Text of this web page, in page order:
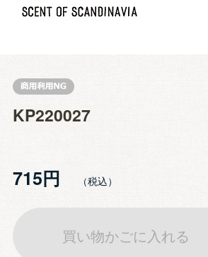
KP220027
715円
買い物かごに入れる